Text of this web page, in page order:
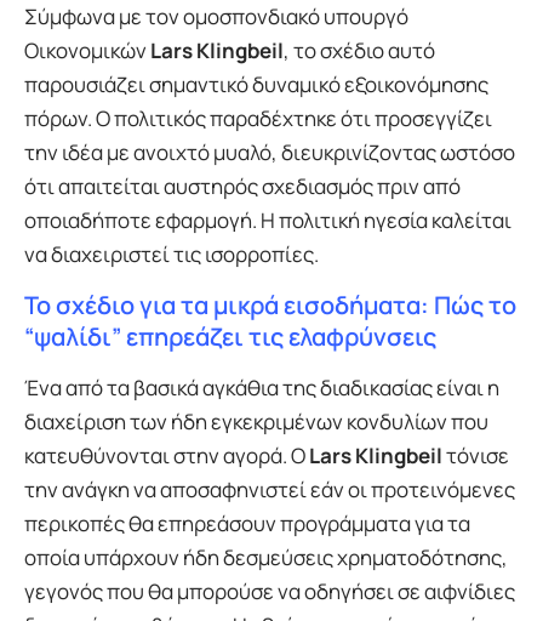
Σύμφωνα με τον ομοσπονδιακό υπουργό
Οικονομικών Lars Klingbeil, το σχέδιο αυτό
παρουσιάζει σημαντικό δυναμικό εξοικονόμησης
πόρων. Ο πολιτικός παραδέχτηκε ότι προσεγγίζει
την ιδέα με ανοιχτό μυαλό, διευκρινίζοντας ωστόσο
ότι απαιτείται αυστηρός σχεδιασμός πριν από
οποιαδήποτε εφαρμογή. Η πολιτική ηγεσία καλείται
να διαχειριστεί τις ισορροπίες.
Το σχέδιο για τα μικρά εισοδήματα: Πώς το
“ψαλίδι” επηρεάζει τις ελαφρύνσεις
Ένα από τα βασικά αγκάθια της διαδικασίας είναι η
διαχείριση των ήδη εγκεκριμένων κονδυλίων που
κατευθύνονται στην αγορά. ΟLars Klingbeilτόνισε
την ανάγκη να αποσαφηνιστεί εάν οι προτεινόμενες
περικοπές θα επηρεάσουν προγράμματα για τα
οποία υπάρχουν ήδη δεσμεύσεις χρηματοδότησης,
γεγονός που θα μπορούσε να οδηγήσει σε αιφνίδιες